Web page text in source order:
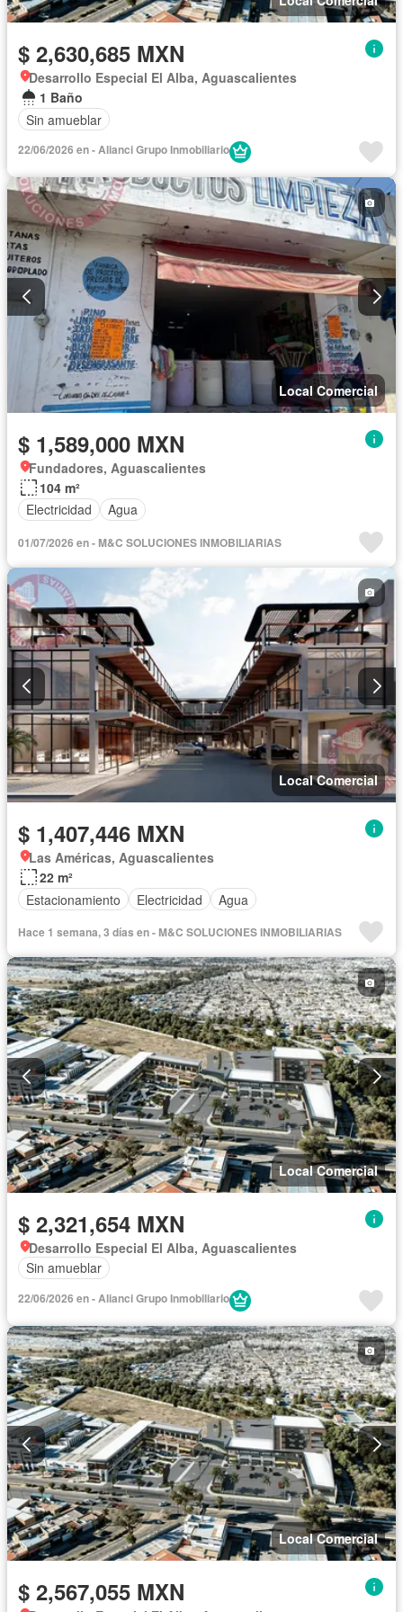
$ 2,630,685 MXN
Desarrollo Especial El Alba, Aguascalientes
1 Baño
Sin amueblar
22/06/2026 en - Alianci Grupo Inmobiliario
Local Comercial
$ 1,589,000 MXN
Fundadores, Aguascalientes
104 m²
Electricidad
Agua
01/07/2026 en - M&C SOLUCIONES INMOBILIARIAS
Local Comercial
$ 1,407,446 MXN
Las Américas, Aguascalientes
22 m²
Estacionamiento
Electricidad Agua
Hace 1 semana, 3 días en - M&C SOLUCIONES INMOBILIARIAS
Local Comercial
$ 2,321,654 MXN
Desarrollo Especial El Alba, Aguascalientes
Sin amueblar
22/06/2026 en - Alianci Grupo Inmobiliario
Local Comercial
$ 2,567,055 MXN